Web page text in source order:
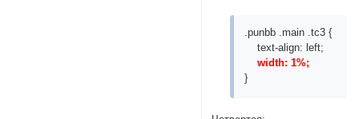
.punbb .main .tc3 {
text-align: left;
width: 1%;
}